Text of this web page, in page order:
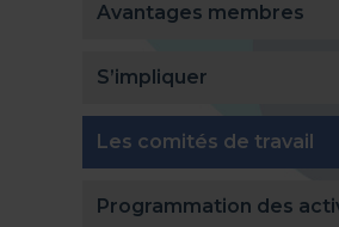
Avantages membres
S’impliquer
Les comités de travail
Programmation des